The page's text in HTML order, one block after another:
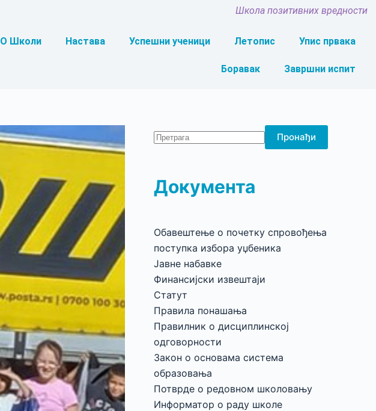
Школа позитивних вредности
О Школи Настава Успешни ученици Летопис Упис првака
Боравак Завршни испит
Пронађи
Документа
Обавештење о почетку спровођења
поступка избора уџбеника
Јавне набавке
Финансијски извештаји
Статут
Правила понашања
Правилник о дисциплинској
одговорности
Закон о основама система
образовања
Потврде о редовном школовању
Информатор о раду школе